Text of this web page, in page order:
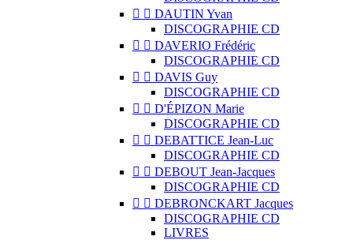
  DAUTIN Yvan
DISCOGRAPHIE CD
  DAVERIO Frédéric
DISCOGRAPHIE CD
  DAVIS Guy
DISCOGRAPHIE CD
  D'ÉPIZON Marie
DISCOGRAPHIE CD
  DEBATTICE Jean-Luc
DISCOGRAPHIE CD
  DEBOUT Jean-Jacques
DISCOGRAPHIE CD
  DEBRONCKART Jacques
DISCOGRAPHIE CD
LIVRES